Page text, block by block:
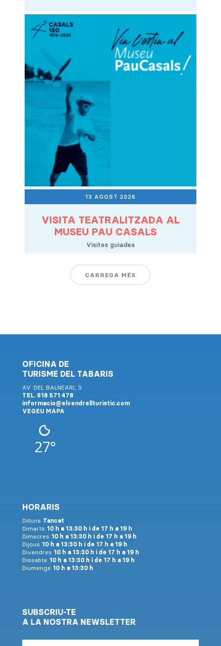
13 AGOST 2026
VISITA TEATRALITZADA AL
MUSEU PAU CASALS
Visites guiades
CARREGA MÉS
OFICINA DE
TURISME DEL TABARIS
AV. DEL BALNEARI, 3
TEL. 618 571 478
informacio@elvendrellturistic.com
VEGEU MAPA
27°
HORARIS
Dilluns Tancat
Dimarts 10 h a 13:30 h i de 17 h a 19 h
Dimecres 10 h a 13:30 h i de 17 h a 19 h
Dijous 10 h a 13:30 h i de 17 h a 19 h
Divendres 10 h a 13:30 h i de 17 h a 19 h
Dissabte 10 h a 13:30 h i de 17 h a 19 h
Diumenge 10 h a 13:30 h
SUBSCRIU-TE
A LA NOSTRA NEWSLETTER